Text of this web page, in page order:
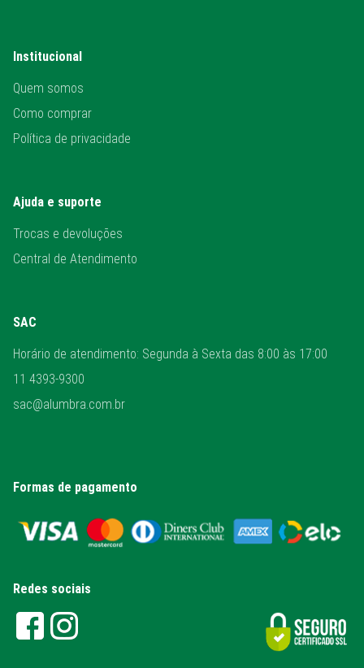
Institucional
Quem somos
Como comprar
Política de privacidade
Ajuda e suporte
Trocas e devoluções
Central de Atendimento
SAC
Horário de atendimento: Segunda à Sexta das 8:00 às 17:00
11 4393-9300
sac@alumbra.com.br
Formas de pagamento
Redes sociais